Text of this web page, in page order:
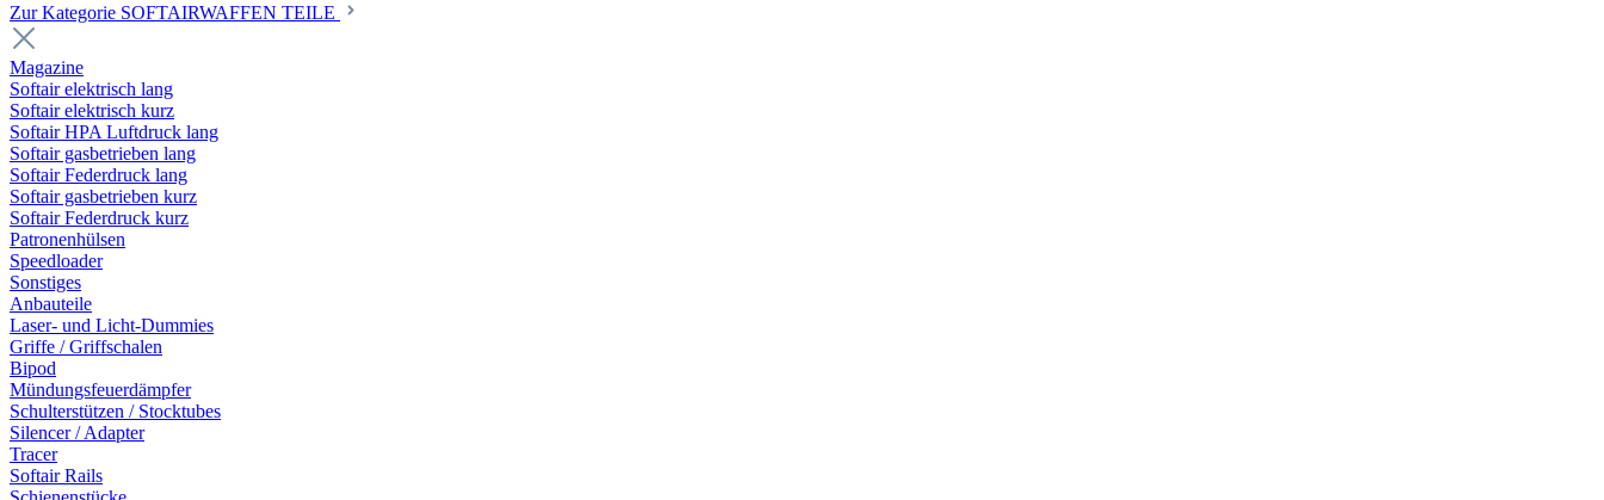
Zur Kategorie SOFTAIRWAFFEN TEILE
Magazine
Softair elektrisch lang
Softair elektrisch kurz
Softair HPA Luftdruck lang
Softair gasbetrieben lang
Softair Federdruck lang
Softair gasbetrieben kurz
Softair Federdruck kurz
Patronenhülsen
Speedloader
Sonstiges
Anbauteile
Laser- und Licht-Dummies
Griffe / Griffschalen
Bipod
Mündungsfeuerdämpfer
Schulterstützen / Stocktubes
Silencer / Adapter
Tracer
Softair Rails